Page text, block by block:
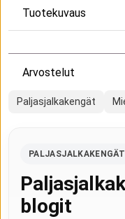
Tuotekuvaus
Arvostelut
Paljasjalkakengät
PALJASJALKAKENGÄT
blogit